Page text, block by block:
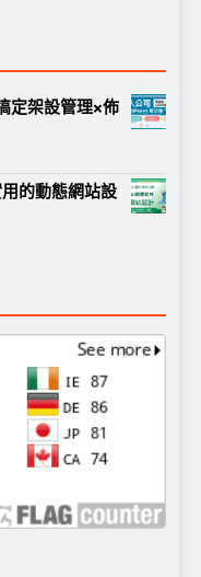
定架設管理×佈
的動態網站設